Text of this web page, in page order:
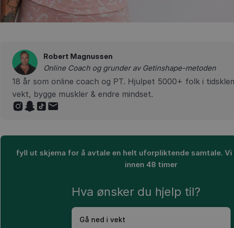
Robert Magnussen
Online Coach og grunder av Getinshape-metoden
18 år som online coach og PT. Hjulpet 5000+ folk i
vekt, bygge muskler & endre mindset.
fyll ut skjema for å avtale en helt uforpliktende samtale.
innen 48 timer
Hva ønsker du hjelp til?
Gå ned i vekt